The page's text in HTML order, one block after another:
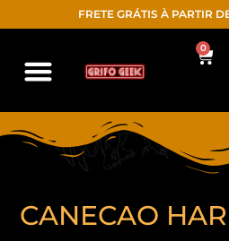
FRETE GRÁTIS À PARTIR
0
CANECAO